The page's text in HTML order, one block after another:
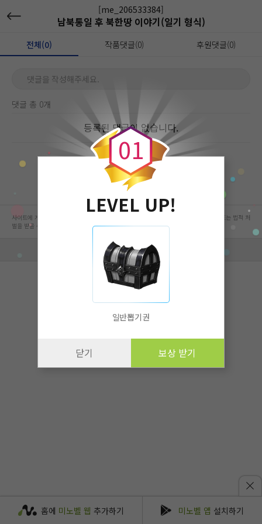
[me_206533384]
남북통일 후 북한땅 이야기(일기 형식)
전체(0) 작품댓글(0) 후원댓글(0)
댓글을 작성해주세요.
댓글 총 0개
등록된 댓글이 없습니다.
0
0
1
LEVEL UP!
일반뽑기권
닫기 보상 받기
홈에 미노벨 웹 추가하기 미노벨 앱 설치하기
사이트에 게시된 컨텐츠는 저작권자의 권리가 있는 컨텐츠로서 무단 복제, 전송, 수정, 배포는 법적 처
벌을 받을 수 있습니다.
회사 정보 자세히 보기